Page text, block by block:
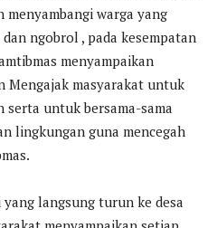
warga yang
ngobrol , pada kesempatan
menyampaikan
Mengajak masyarakat untuk
serta untuk bersama-sama
lingkungan guna mencegah
langsung turun ke desa